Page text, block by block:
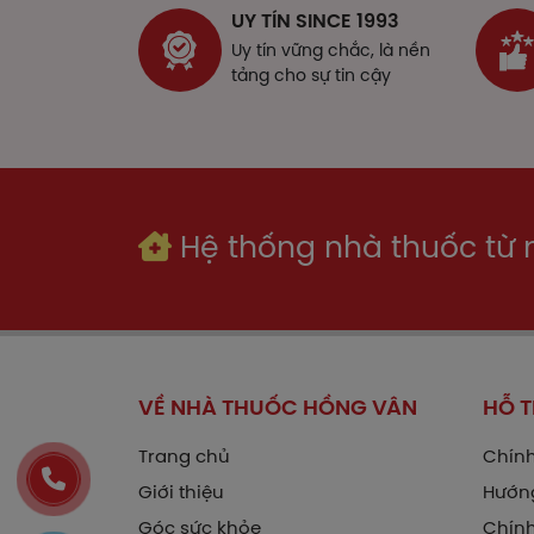
UY TÍN SINCE 1993
Uy tín vững chắc, là nền
tảng cho sự tin cậy
Hệ thống nhà thuốc từ
VỀ NHÀ THUỐC HỒNG VÂN
Trang chủ
Giới thiệu
Góc sức khỏe
HỖ